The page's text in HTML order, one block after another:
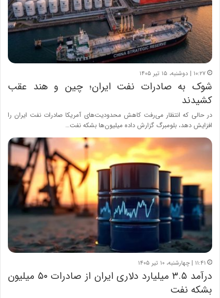
۱۰:۲۷ | دوشنبه، ۱۵ تیر ۱۴۰۵
شوک به صادرات نفت ایران؛ چین و هند عقب
کشیدند
در حالی که انتظار می‌رفت کاهش محدودیت‌های آمریکا صادرات نفت ایران را
افزایش دهد، بلومبرگ گزارش داده میلیون‌ها بشکه نفت…
۱۱:۴۱ | چهارشنبه، ۱۰ تیر ۱۴۰۵
درآمد ۳.۵ میلیارد دلاری ایران از صادرات ۵۰ میلیون
بشکه نفت